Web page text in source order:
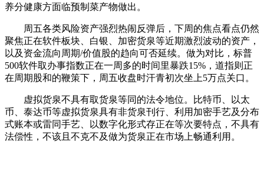
养分健康方面临预制菜产物做出。
周五各类风险资产强烈热闹反弹后，下周的焦点看点仍然
聚焦正在软件板块、白银、加密货泉等近期激烈波动的资产，
以及资金流向周期/价值股的趋向可否延续。做为对比，标普
500软件取办事指数正在一周多的时间里暴跌15%，道指则正
在周期股和的鞭策下，周五收盘时汗青初次坐上5万点关口。
虚拟货泉不具有取货泉等同的法令地位。比特币、以太
币、泰达币等虚拟货泉具有非货泉刊行、利用加密手艺及分布
式账本或雷同手艺、以数字化形式存正在等次要特点，不具有
法偿性，不该且不克不及做为货泉正在市场上畅通利用。